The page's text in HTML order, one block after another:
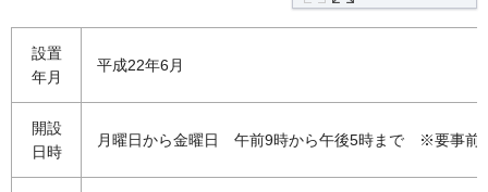
設置
年月
平成22年6月
開設
日時
月曜日から金曜日 午前9時から午後5時まで ※要事前